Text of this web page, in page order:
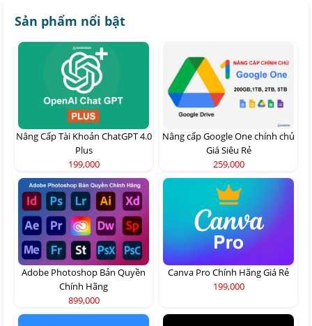
Sản phẩm nổi bật
Nâng Cấp Tài Khoản ChatGPT 4.0
Plus
199,000
Nâng cấp Google One chính chủ
Giá Siêu Rẻ
259,000
Adobe Photoshop Bản Quyền
Chính Hãng
899,000
Canva Pro Chính Hãng Giá Rẻ
199,000